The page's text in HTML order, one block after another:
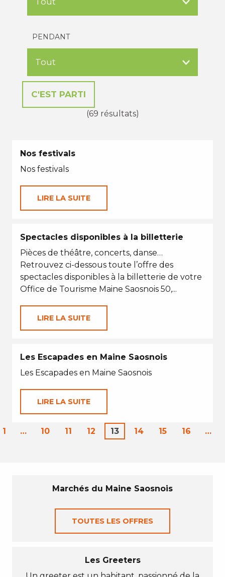
PENDANT
(69 résultats)
Nos festivals
Nos festivals
LIRE LA SUITE
Spectacles disponibles à la billetterie
Pièces de théâtre, concerts, danse…
Retrouvez ci-dessous toute l’offre des
spectacles disponibles à la billetterie de votre
Office de Tourisme Maine Saosnois 50,...
LIRE LA SUITE
Les Escapades en Maine Saosnois
Les Escapades en Maine Saosnois
LIRE LA SUITE
1 … 10 11 12 13 14 15 16 …
Marchés du Maine Saosnois
TOUTES LES OFFRES
Les Greeters